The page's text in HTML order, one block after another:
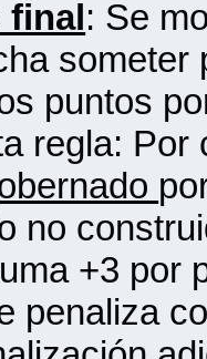
final: Se
someter
puntos
regla: Por
no
+3 por
penaliza